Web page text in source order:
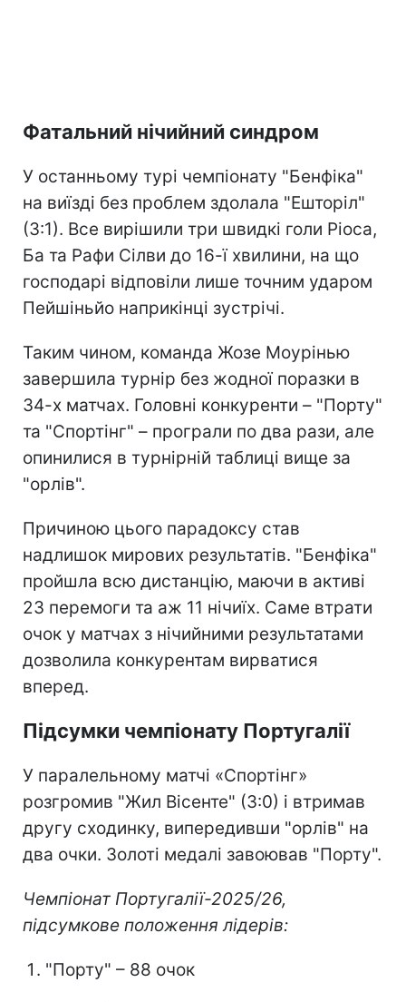
Фатальний нічийний синдром
У останньому турі чемпіонату "Бенфіка"
на виїзді без проблем здолала "Ешторіл"
(3:1). Все вирішили три швидкі голи Ріоса,
Ба та Рафи Сілви до 16-ї хвилини, на що
господарі відповіли лише точним ударом
Пейшіньйо наприкінці зустрічі.
Таким чином, команда Жозе Моурінью
завершила турнір без жодної поразки в
34-х матчах. Головні конкуренти – "Порту"
та "Спортінг" – програли по два рази, але
опинилися в турнірній таблиці вище за
"орлів".
Причиною цього парадоксу став
надлишок мирових результатів. "Бенфіка"
пройшла всю дистанцію, маючи в активі
23 перемоги та аж 11 нічиїх. Саме втрати
очок у матчах з нічийними результатами
дозволила конкурентам вирватися
вперед.
Підсумки чемпіонату Португалії
У паралельному матчі «Спортінг»
розгромив "Жил Вісенте" (3:0) і втримав
другу сходинку, випередивши "орлів" на
два очки. Золоті медалі завоював "Порту".
Чемпіонат Португалії-2025/26,
підсумкове положення лідерів:
"Порту" – 88 очок